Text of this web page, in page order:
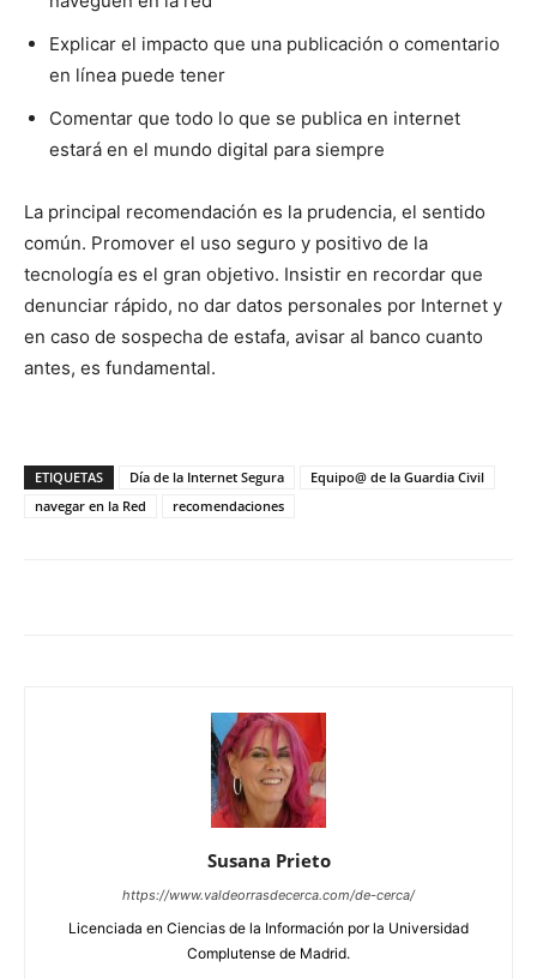
Explicar el impacto que una publicación o comentario
en línea puede tener
Comentar que todo lo que se publica en internet
estará en el mundo digital para siempre
La principal recomendación es la prudencia, el sentido
común. Promover el uso seguro y positivo de la
tecnología es el gran objetivo. Insistir en recordar que
denunciar rápido, no dar datos personales por Internet y
en caso de sospecha de estafa, avisar al banco cuanto
antes, es fundamental.
ETIQUETAS Día de la Internet Segura
Equipo@ de la Guardia Civil
navegar en la Red
recomendaciones
Susana Prieto
https://www.valdeorrasdecerca.com/de-cerca/
Licenciada en Ciencias de la Información por la Universidad
Complutense de Madrid.